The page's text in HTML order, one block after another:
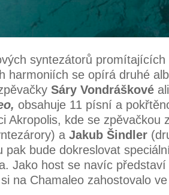
syntezátorů promítajících
harmoniích se opírá druhé
Sáry Vondráškové
obsahuje 11 písní a
Akropolis, kde se zpěvačkou
a Jakub Šindler
pak bude dokreslovat
Jako host se navíc
na Chamaleo zahostovalo